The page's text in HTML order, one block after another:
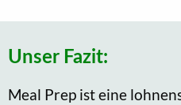
Unser Fazit:
Meal Prep ist eine